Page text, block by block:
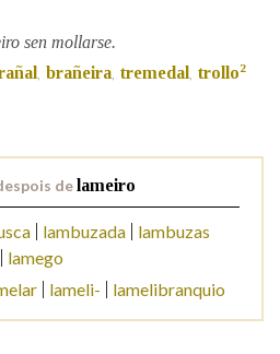
LIMPAR BUSCA
sen mollarse.
, brañeira, tremedal, trollo2
delameiro
lambuzada
lambuzas
lamego
lameli- lamelibranquio